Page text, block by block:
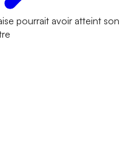
pourrait avoir atteint son